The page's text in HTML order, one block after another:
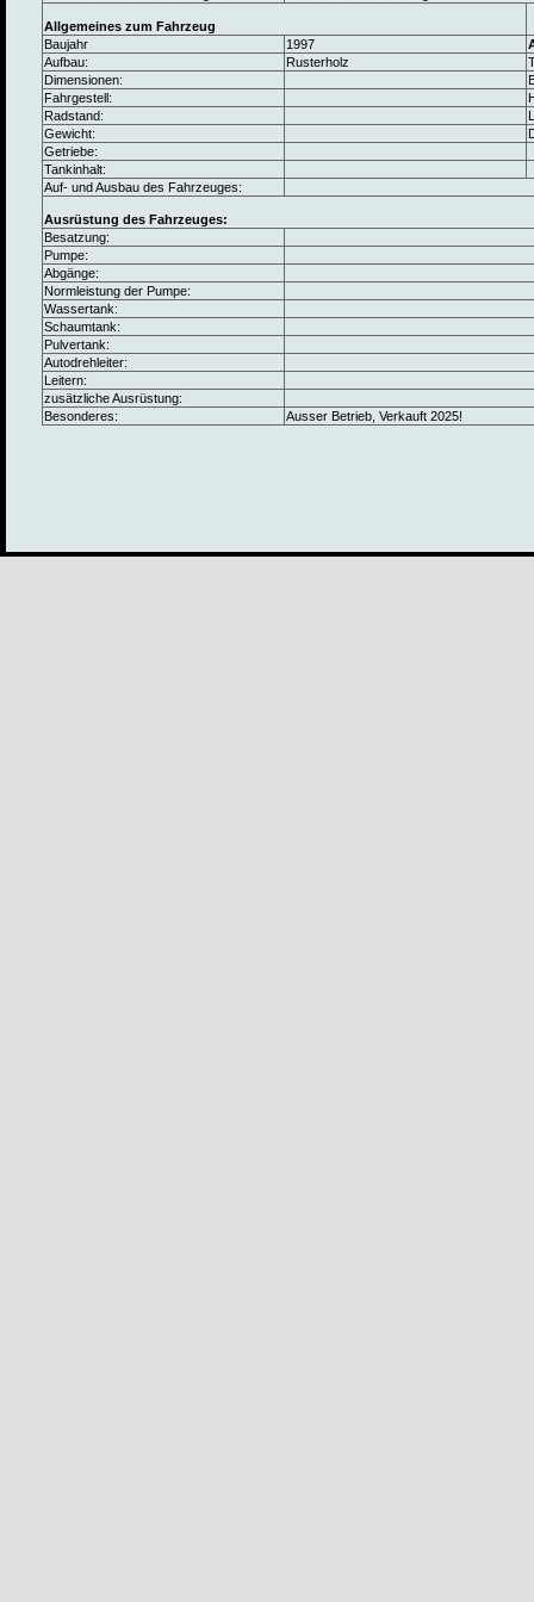
Allgemeines zum Fahrzeug
Baujahr
1997
Aufbau:
Rusterholz
Dimensionen:
Fahrgestell:
Radstand:
Gewicht:
Getriebe:
Tankinhalt:
Auf- und Ausbau des Fahrzeuges:
Ausrüstung des Fahrzeuges:
Besatzung:
Pumpe:
Abgänge:
Normleistung der Pumpe:
Wassertank:
Schaumtank:
Pulvertank:
Autodrehleiter:
Leitern:
zusätzliche Ausrüstung:
Besonderes:
Ausser Betrieb, Verkauft 2025!